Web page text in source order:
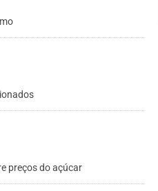
preços do açúcar